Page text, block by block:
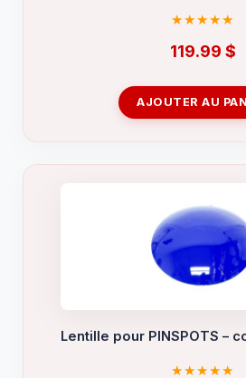
119.99 $
AJOUTER AU
Lentille pour PINSPOTS –